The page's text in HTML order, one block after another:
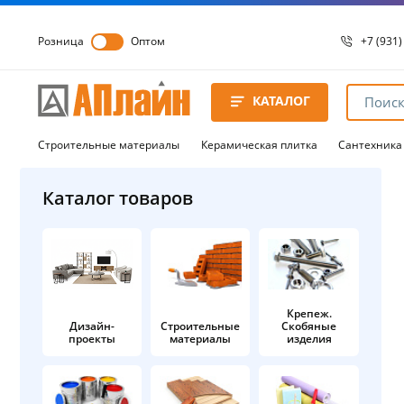
Розница Оптом +7
8 8172
8 8172
КАТАЛОГ
Строительные материалы Керамическая плитка Сантехника
Каталог товаров
Дизайн-
проекты
Строительные
материалы
Крепеж.
Скобяные
изделия